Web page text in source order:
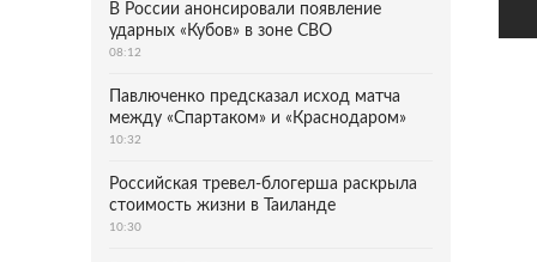
В России анонсировали появление
ударных «Кубов» в зоне СВО
08:12
Павлюченко предсказал исход матча
между «Спартаком» и «Краснодаром»
10:32
Российская тревел-блогерша раскрыла
стоимость жизни в Таиланде
10:30